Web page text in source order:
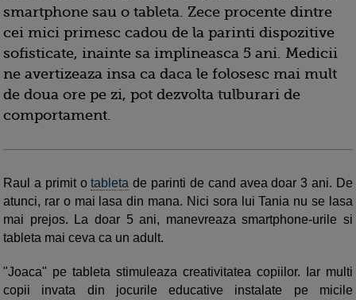
smartphone sau o tableta. Zece procente dintre
cei mici primesc cadou de la parinti dispozitive
sofisticate, inainte sa implineasca 5 ani. Medicii
ne avertizeaza insa ca daca le folosesc mai mult
de doua ore pe zi, pot dezvolta tulburari de
comportament.
Raul a primit otableta de parinti de cand avea doar 3 ani. De
atunci, rar o mai lasa din mana. Nici sora lui Tania nu se lasa
mai prejos. La doar 5 ani, manevreaza smartphone-urile si
tableta mai ceva ca un adult.
"Joaca" pe tableta stimuleaza creativitatea copiilor. Iar multi
copii invata din jocurile educative instalate pe micile